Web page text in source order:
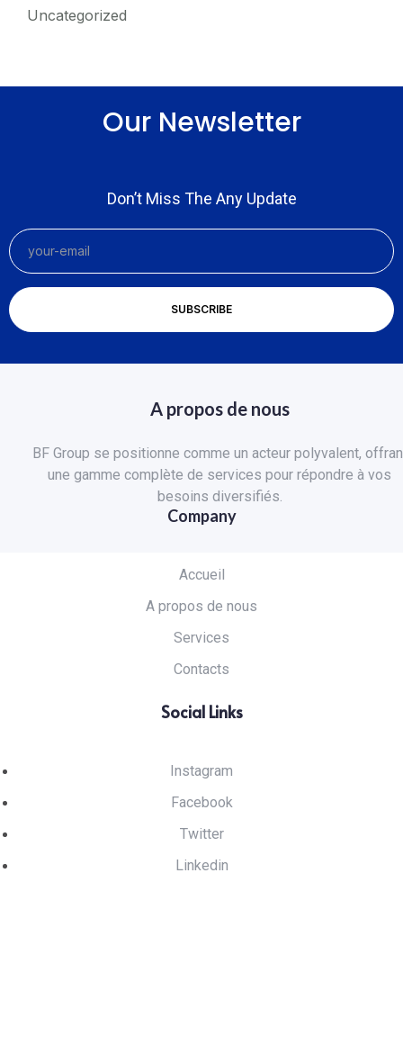
Uncategorized
Our Newsletter
Don’t Miss The Any Update
A propos de nous
BF Group se positionne comme un acteur polyvalent,
une gamme complète de services pour répondre à vos
besoins diversifiés.
Company
Accueil
A propos de nous
Services
Contacts
Social Links
Instagram
Facebook
Twitter
Linkedin